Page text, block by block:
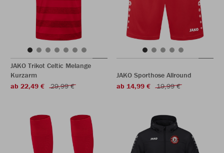
JAKO Trikot Celtic Melange
Kurzarm
ab 22,49 €
29,99 €
JAKO Sporthose Allround
ab 14,99 €
19,99 €